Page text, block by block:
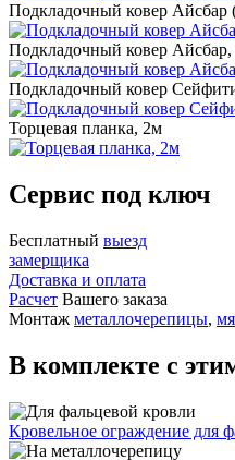
Подкладочный ковер Айсбар
Подкладочный ковер
Подкладочный ковер
Торцевая планка, 2м
Сервис под ключ
Бесплатный выезд
замерщика
Доставка и оплата
Расчет Вашего заказа
Монтаж металлочерепицы,
В комплекте с
Кровельное ограждение для